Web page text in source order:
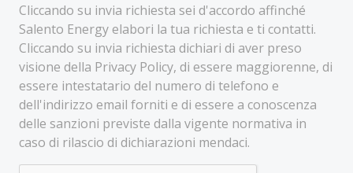
Cliccando su invia richiesta sei d'accordo affinché
Salento Energy elabori la tua richiesta e ti contatti.
Cliccando su invia richiesta dichiari di aver preso
visione della Privacy Policy, di essere maggiorenne, di
essere intestatario del numero di telefono e
dell'indirizzo email forniti e di essere a conoscenza
delle sanzioni previste dalla vigente normativa in
caso di rilascio di dichiarazioni mendaci.